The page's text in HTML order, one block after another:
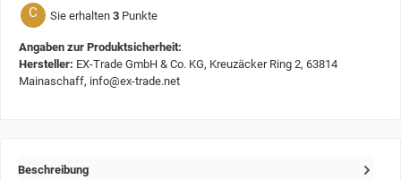
C Sie erhalten 3 Punkte
Angaben zur Produktsicherheit:
Hersteller: EX-Trade GmbH & Co. KG, Kreuzäcker Ring 2, 63814
Mainaschaff, info@ex-trade.net
Beschreibung